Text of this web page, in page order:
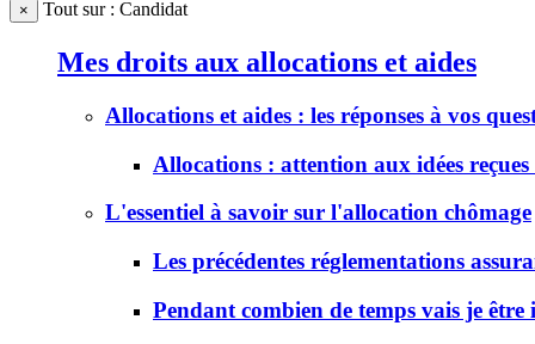
× Tout sur : Candidat
Mes droits aux allocations et aides
Allocations et aides : les réponses à vos
Allocations : attention aux idées reçues
L'essentiel à savoir sur l'allocation chômage
Les précédentes réglementations
Pendant combien de temps vais je être